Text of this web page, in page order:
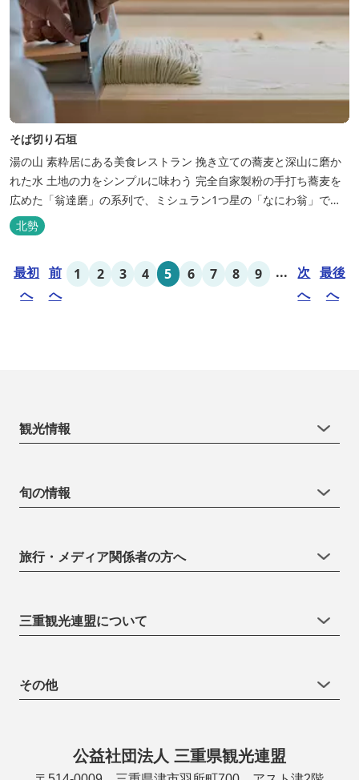
そば切り石垣
湯の山 素粋居にある美食レストラン 挽き立ての蕎麦と深山に磨か
れた水 土地の力をシンプルに味わう 完全自家製粉の手打ち蕎麦を
広めた「翁達磨」の系列で、ミシュラン1つ星の「なにわ翁」で研
鑽を積んだ石垣雄介氏が開業した「そば切り石垣」。 翁伝統の完全
自家製粉による二八蕎麦を踏襲し、蕎麦と酒をシンプルに楽しむ店
天然の水の力...
北勢
最初
へ
前
へ
1 2 3 4 5 6 7 8 9 ...
次
へ
最後
へ
観光情報
旬の情報
旅行・メディア関係者の方へ
三重観光連盟について
その他
公益社団法人 三重県観光連盟